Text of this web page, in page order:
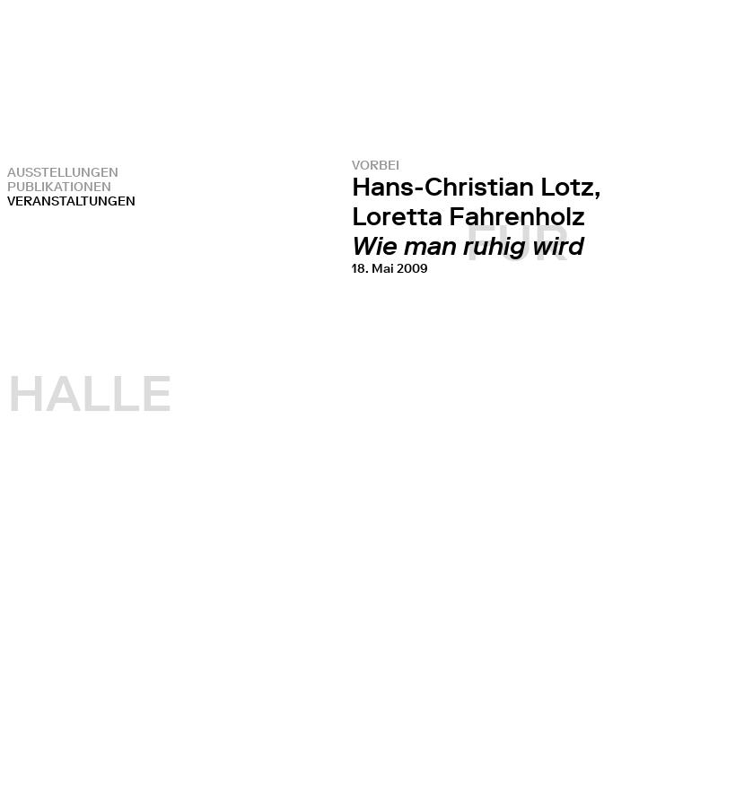
HALLE
FÜR
AUSSTELLUNGEN
PUBLIKATIONEN
VERANSTALTUNGEN
VORBEI
Hans-Christian Lotz,
Loretta Fahrenholz
Wie man ruhig wird
18. Mai 2009